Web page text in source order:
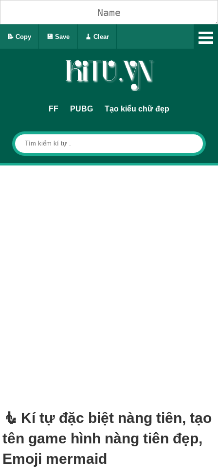
FF PUBG Tạo kiểu chữ đẹp
🧜‍ Kí tự đặc biệt nàng tiên, tạo
tên game hình nàng tiên đẹp,
Emoji mermaid
📝 Copy 💾 Save 🧹 Clear